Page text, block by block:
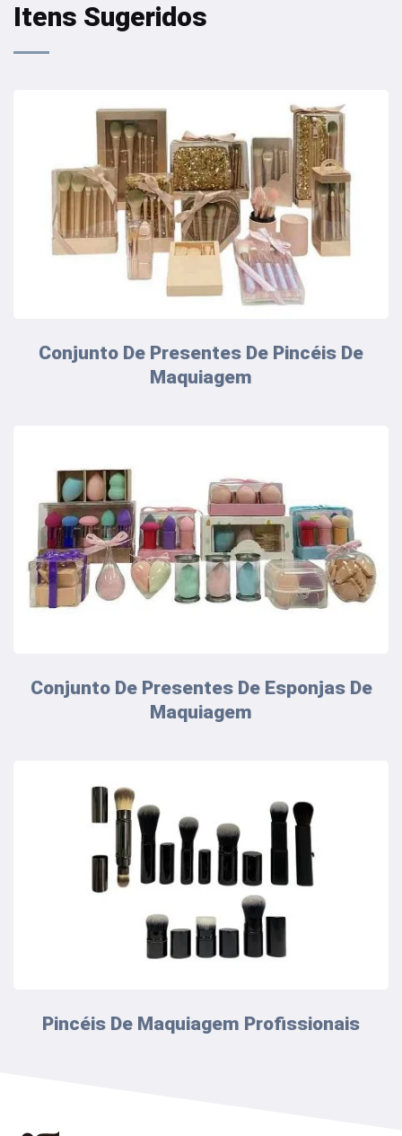
Itens Sugeridos
Conjunto De Presentes De Pincéis De
Maquiagem
Conjunto De Presentes De Esponjas De
Maquiagem
Pincéis De Maquiagem Profissionais